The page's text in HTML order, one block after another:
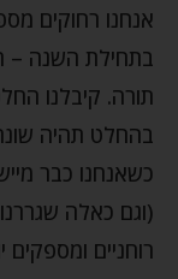
אנחנו רחוקים
בתחילת השנה –
תורה. קיבלנו
בהחלט תהיה
כשאנחנו כבר
(וגם כאלה
רוחניים ומספקים